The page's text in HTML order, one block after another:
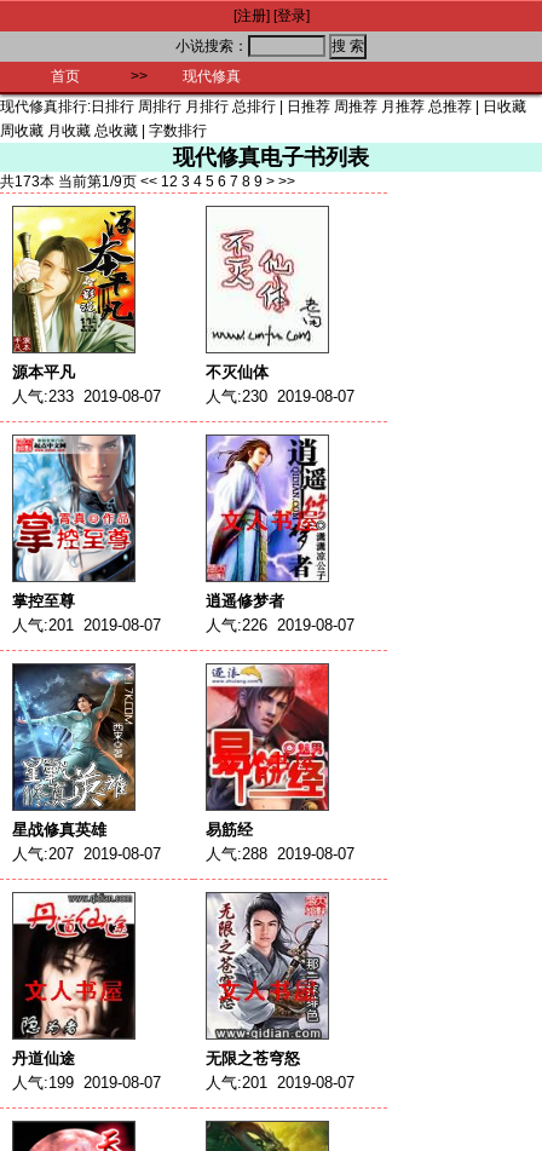
[注册] [登录]
小说搜索：
首页
>>
现代修真
现代修真排行:日排行 周排行 月排行 总排行 日推荐 周推荐 月推荐 总推荐
日收藏
周收藏 月收藏 总收藏 字数排行
现代修真电子书列表
共173本 当前第1/9页 << 12 3 4 5 6 7 8 9 > >>
源本平凡
人气:233 2019-08-07
不灭仙体
人气:230 2019-08-07
掌控至尊
人气:201 2019-08-07
逍遥修梦者
人气:226 2019-08-07
星战修真英雄
人气:207 2019-08-07
易筋经
人气:288 2019-08-07
丹道仙途
人气:199 2019-08-07
无限之苍穹怒
人气:201 2019-08-07